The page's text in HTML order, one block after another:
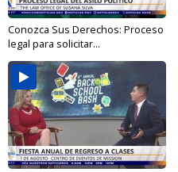
Conozca Sus Derechos: Proceso
legal para solicitar...